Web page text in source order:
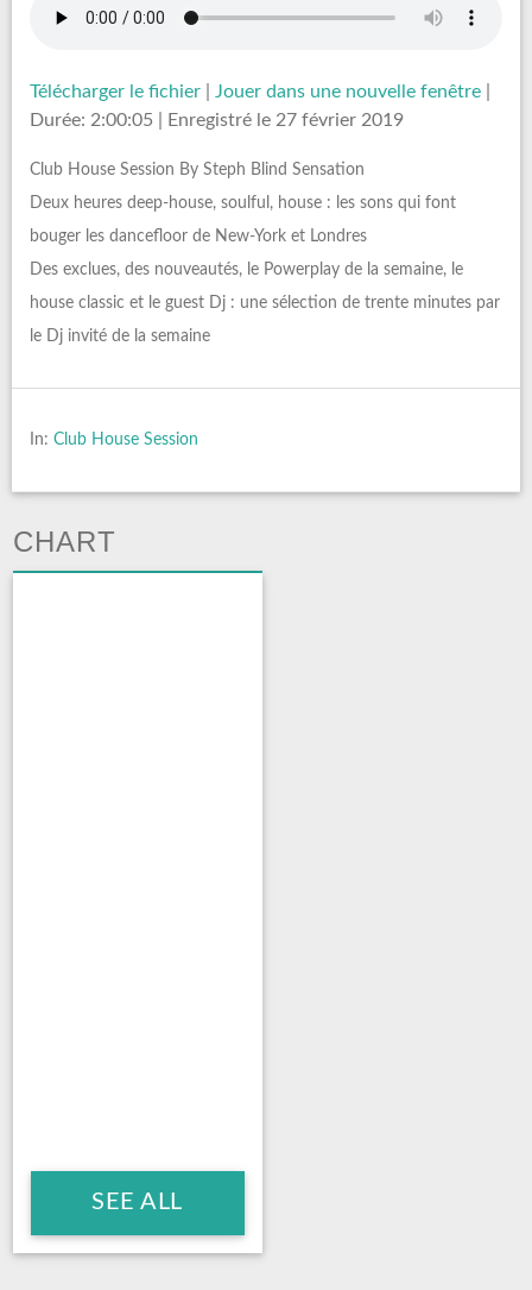
Télécharger le fichier Jouer dans une nouvelle fenêtre
Durée: 2:00:05
Enregistré le 27 février 2019
Club House Session By Steph Blind Sensation
Deux heures deep-house, soulful, house : les sons qui font
bouger les dancefloor de New-York et Londres
Des exclues, des nouveautés, le Powerplay de la semaine, le
house classic et le guest Dj : une sélection de trente minutes par
le Dj invité de la semaine
In: Club House Session
CHART
SEE ALL